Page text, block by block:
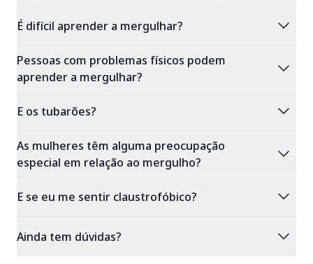
É difícil aprender a mergulhar? expand_more
Pessoas com problemas físicos podem
aprender a mergulhar?
expand_more
E os tubarões? expand_more
As mulheres têm alguma preocupação
especial em relação ao mergulho?
expand_more
E se eu me sentir claustrofóbico? expand_more
Ainda tem dúvidas? expand_more